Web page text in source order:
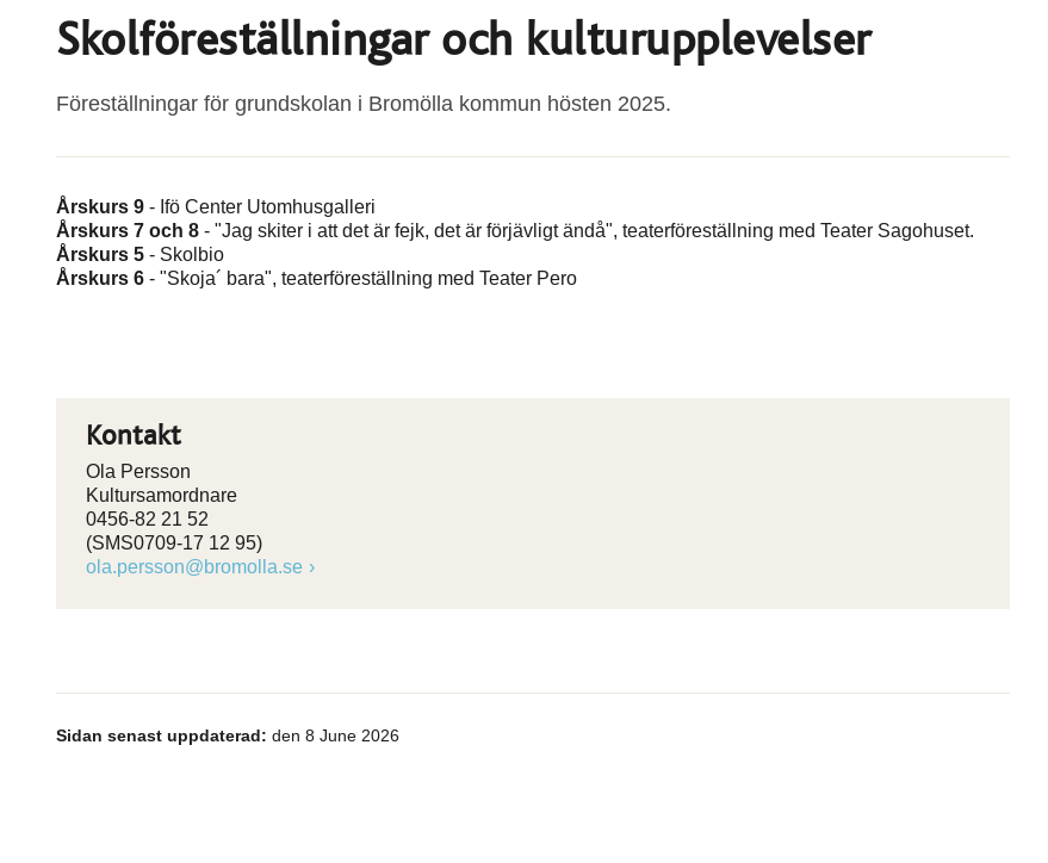
Skolföreställningar och kulturupplevelser
Föreställningar för grundskolan i Bromölla kommun hösten 2025.
Årskurs 9 - Ifö Center Utomhusgalleri
Årskurs 7 och 8 - "Jag skiter i att det är fejk, det är förjävligt ändå", teaterföreställning med Teater Sagohuset.
Årskurs 5 - Skolbio
Årskurs 6 - "Skoja´ bara", teaterföreställning med Teater Pero
Kontakt
Ola Persson
Kultursamordnare
0456-82 21 52
(SMS0709-17 12 95)
ola.persson@bromolla.se
Sidan senast uppdaterad: den 8 June 2026